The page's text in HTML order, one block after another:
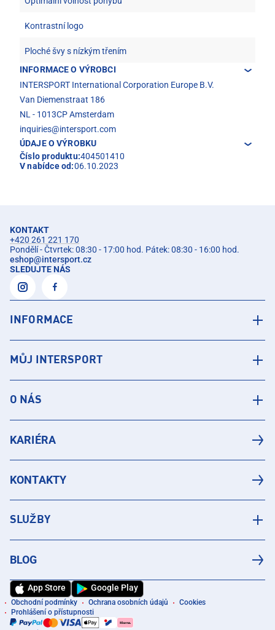
Kontrastní logo
Ploché švy s nízkým třením
INFORMACE O VÝROBCI
INTERSPORT International Corporation Europe B.V.
Van Diemenstraat 186
NL - 1013CP Amsterdam
inquiries@intersport.com
ÚDAJE O VÝROBKU
Číslo produktu:404501410
V nabídce od:06.10.2023
KONTAKT
+420 261 221 170
Pondělí - Čtvrtek: 08:30 - 17:00 hod. Pátek: 08:30 - 16:00 hod.
eshop@intersport.cz
SLEDUJTE NÁS
INFORMACE
MŮJ INTERSPORT
O NÁS
KARIÉRA
KONTAKTY
SLUŽBY
BLOG
App Store Google Play
Obchodní podmínky Ochrana osobních údajů
Cookies
Prohlášení o přístupnosti